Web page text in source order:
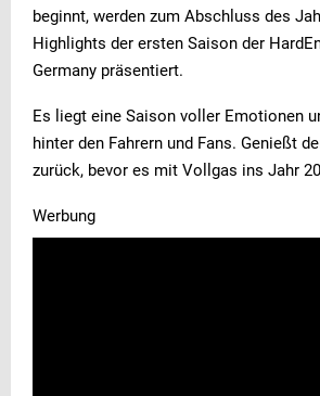
beginnt, werden zum Abschluss des
Highlights der ersten Saison der
Germany präsentiert.
Es liegt eine Saison voller Emotionen
hinter den Fahrern und Fans. Genießt
zurück, bevor es mit Vollgas ins Jahr
Werbung